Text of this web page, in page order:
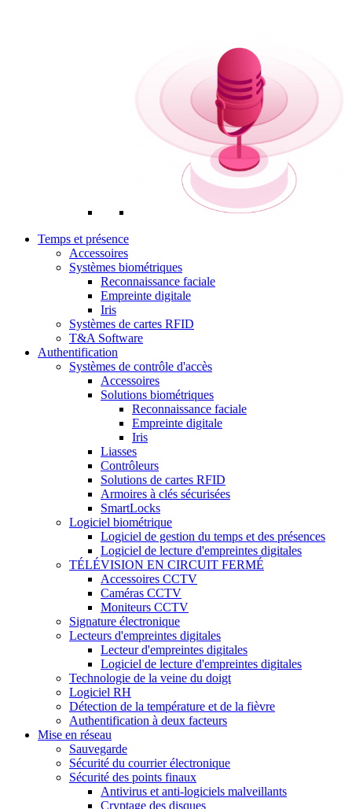
Temps et présence
Accessoires
Systèmes biométriques
Reconnaissance faciale
Empreinte digitale
Iris
Systèmes de cartes RFID
T&A Software
Authentification
Systèmes de contrôle d'accès
Accessoires
Solutions biométriques
Reconnaissance faciale
Empreinte digitale
Iris
Liasses
Contrôleurs
Solutions de cartes RFID
Armoires à clés sécurisées
SmartLocks
Logiciel biométrique
Logiciel de gestion du temps et des présences
Logiciel de lecture d'empreintes digitales
TÉLÉVISION EN CIRCUIT FERMÉ
Accessoires CCTV
Caméras CCTV
Moniteurs CCTV
Signature électronique
Lecteurs d'empreintes digitales
Lecteur d'empreintes digitales
Logiciel de lecture d'empreintes digitales
Technologie de la veine du doigt
Logiciel RH
Détection de la température et de la fièvre
Authentification à deux facteurs
Mise en réseau
Sauvegarde
Sécurité du courrier électronique
Sécurité des points finaux
Antivirus et anti-logiciels malveillants
Cryptage des disques